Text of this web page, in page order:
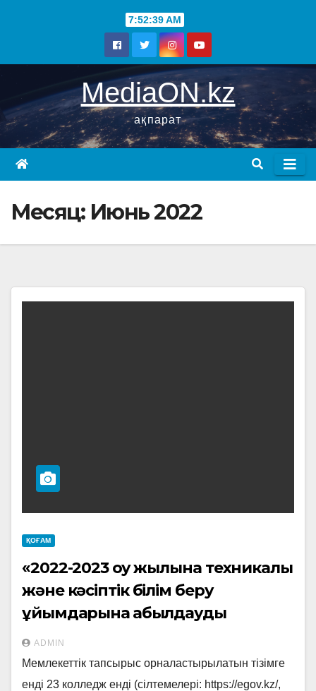
7:52:40 AM
MediaON.kz
ақпарат
Месяц: Июнь 2022
ҚОҒАМ
«2022-2023 оқу жылына техникалық
және кәсіптік білім беру
ұйымдарына қабылдауды
ұйымдастыру шаралары»
брифингісіне
ADMIN
Мемлекеттік тапсырыс орналастырылатын тізімге
енді 23 колледж енді (сілтемелері: https://egov.kz/,